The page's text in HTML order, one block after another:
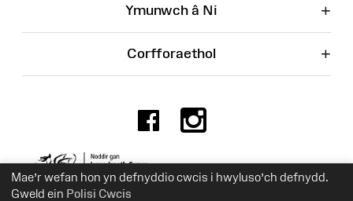
Mae’r wefan hon yn defnyddio cwcis i hwyluso’ch defnydd.
Gweld ein Polisi Cwcis
Ymunwch â Ni +
Corfforaethol +
Facebook
Rhif Elusen 525774